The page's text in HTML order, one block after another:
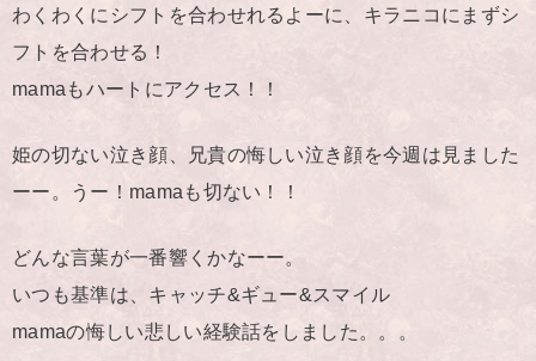
わくわくにシフトを合わせれるよーに、キラニコにまずシ
フトを合わせる！
mamaもハートにアクセス！！
姫の切ない泣き顔、兄貴の悔しい泣き顔を今週は見ました
ーー。うー！mamaも切ない！！
どんな言葉が一番響くかなーー。
いつも基準は、キャッチ&ギュー&スマイル
mamaの悔しい悲しい経験話をしました。。。